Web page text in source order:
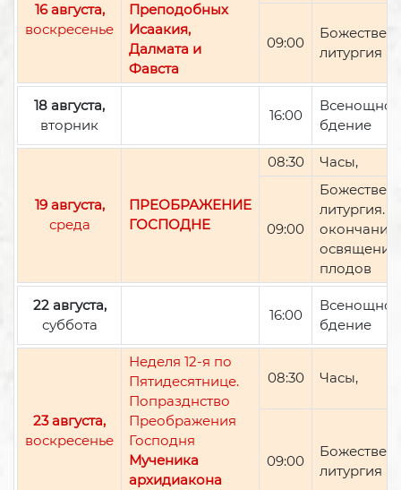
16 августа,
воскресенье
Преподобных
Исаакия,
Далмата и
Фавста
09:00
литургия
18 августа,
вторник
16:00
Всенощное
бдение
19 августа,
среда
ПРЕОБРАЖЕНИЕ
ГОСПОДНЕ
08:30 Часы,
09:00
литургия.
окончании
освящение
плодов
22 августа,
суббота
16:00
Всенощное
бдение
23 августа,
воскресенье
Неделя 12-я по
Пятидесятнице.
Попразднство
Преображения
Господня
Мученика
архидиакона
08:30 Часы,
09:00
литургия